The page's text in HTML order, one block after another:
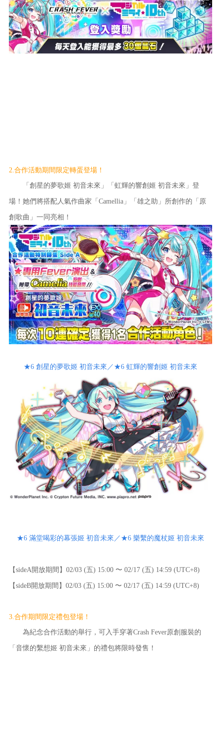
2.合作活動期間限定轉蛋登場！
「創星的夢歌姬 初音未來」「虹輝的響創姬 初音未來」登
場！她們將搭配人氣作曲家「Camellia」「雄之助」所創作的「原
創歌曲」一同亮相！
★6 創星的夢歌姬 初音未來／★6 虹輝的響創姬 初音未來
★6 滿堂喝彩的幕張姬 初音未來／★6 樂繫的魔杖姬 初音未來
【sideA開放期間】02/03 (五) 15:00 〜 02/17 (五) 14:59 (UTC+8)
【sideB開放期間】02/03 (五) 15:00 〜 02/17 (五) 14:59 (UTC+8)
3.合作期間限定禮包登場！
為紀念合作活動的舉行，可入手穿著Crash Fever原創服裝的
「音懷的繫想姬 初音未來」的禮包將限時發售！